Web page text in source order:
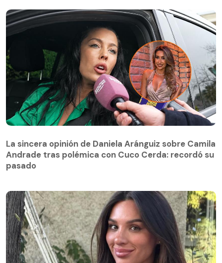
Andrade tras polémica con Cuco Cerda: recordó su
pasado
La sincera opinión de Daniela Aránguiz sobre Camila
Andrade tras polémica con Cuco Cerda: recordó su
pasado